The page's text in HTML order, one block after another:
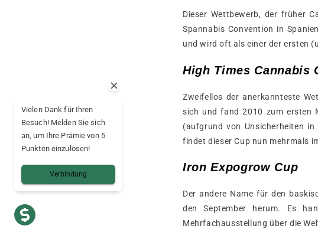
Dieser Wettbewerb, der früher
Spannabis Convention in
und wird oft als einer der ersten
High Times Cannabis
Zweifellos der anerkannteste
sich und fand 2010 zum ersten
(aufgrund von Unsicherheiten
findet dieser Cup nun mehrmals
Iron Expogrow Cup
Der andere Name für den
den September herum. Es
Mehrfachausstellung über die
Vielen Dank für Ihren
Besuch! Melden Sie sich
an, um Ihre Prämie von 5
Punkten einzulösen!
Verbindung